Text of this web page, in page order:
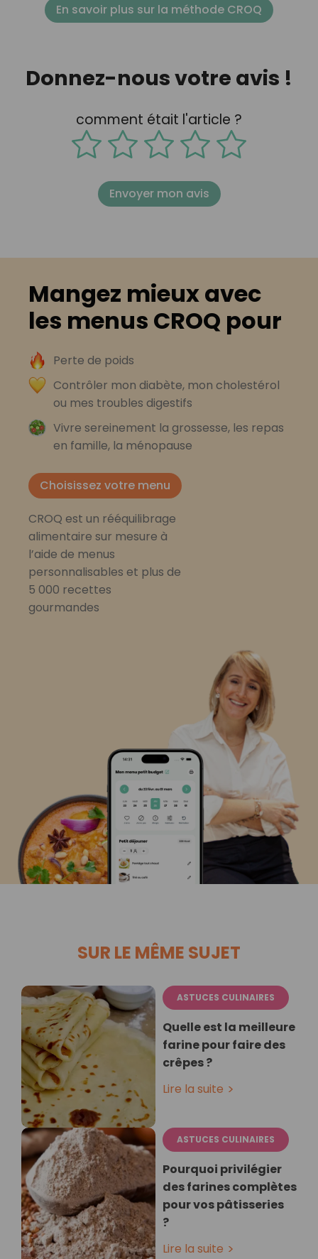
En savoir plus sur la méthode CROQ
Donnez-nous votre avis !
comment était l'article ?
Envoyer mon avis
Mangez mieux avec
les menus CROQ pour
Perte de poids
Contrôler mon diabète, mon cholestérol
ou mes troubles digestifs
Vivre sereinement la grossesse, les repas
en famille, la ménopause
Choisissez votre menu
CROQ est un rééquilibrage
alimentaire sur mesure à
l’aide de menus
personnalisables et plus de
5 000 recettes
gourmandes
SUR LE MÊME SUJET
ASTUCES CULINAIRES
Quelle est la meilleure
farine pour faire des
crêpes ?
Lire la suite
ASTUCES CULINAIRES
Pourquoi privilégier
des farines complètes
pour vos pâtisseries
?
Lire la suite